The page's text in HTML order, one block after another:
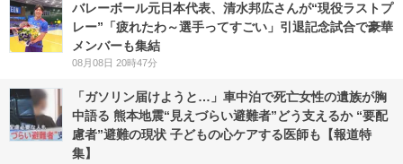
バレーボール元日本代表、清水邦広さんが“現役ラストプ
レー”「疲れたわ～選手ってすごい」引退記念試合で豪華
メンバーも集結
08月08日 20時47分
「ガソリン届けようと…」車中泊で死亡女性の遺族が胸
中語る 熊本地震“見えづらい避難者”どう支えるか “要配
慮者”避難の現状 子どもの心ケアする医師も【報道特
集】